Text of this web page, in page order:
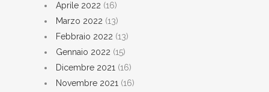
Aprile 2022 (16)
Marzo 2022 (13)
Febbraio 2022 (13)
Gennaio 2022 (15)
Dicembre 2021 (16)
Novembre 2021 (16)